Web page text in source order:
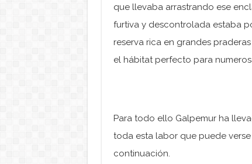
que llevaba arrastrando ese
furtiva y descontrolada estaba
reserva rica en grandes
el hábitat perfecto para
Para todo ello Galpemur ha
toda esta labor que puede
continuación.